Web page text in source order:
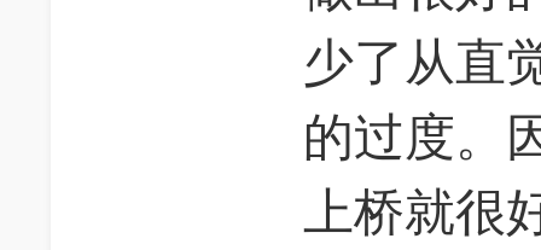
少了从直
的过度。
上桥就很